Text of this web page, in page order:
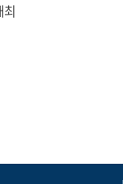
최